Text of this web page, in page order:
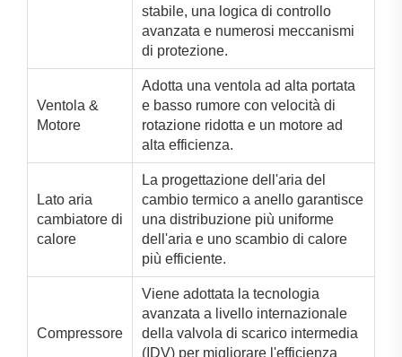
stabile, una logica di controllo
avanzata e numerosi meccanismi
di protezione.
Ventola &
Motore
Adotta una ventola ad alta portata
e basso rumore con velocità di
rotazione ridotta e un motore ad
alta efficienza.
Lato aria
cambiatore di
calore
La progettazione dell'aria del
cambio termico a anello garantisce
una distribuzione più uniforme
dell'aria e uno scambio di calore
più efficiente.
Compressore
Viene adottata la tecnologia
avanzata a livello internazionale
della valvola di scarico intermedia
(IDV) per migliorare l'efficienza